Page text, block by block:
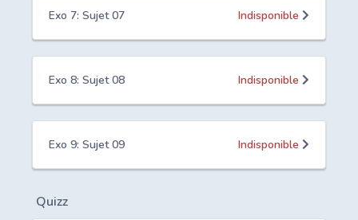
Exo 7: Sujet 07 Indisponible
Exo 8: Sujet 08 Indisponible
Exo 9: Sujet 09 Indisponible
Quizz